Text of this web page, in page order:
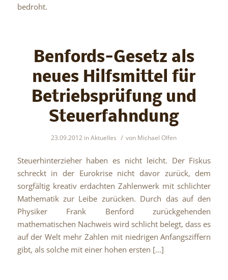
bedroht.
Benfords-Gesetz als
neues Hilfsmittel für
Betriebsprüfung und
Steuerfahndung
23.09.2012 inAktuelles / von Michael Olfen
Steuerhinterzieher haben es nicht leicht. Der Fiskus
schreckt in der Eurokrise nicht davor zurück, dem
sorgfältig kreativ erdachten Zahlenwerk mit schlichter
Mathematik zur Leibe zurücken. Durch das auf den
Physiker Frank Benford zurückgehenden
mathematischen Nachweis wird schlicht belegt, dass es
auf der Welt mehr Zahlen mit niedrigen Anfangsziffern
gibt, als solche mit einer hohen ersten […]